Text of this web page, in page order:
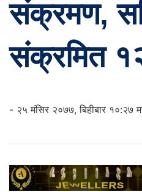
संक्रमण,
संक्रमित
- २५ मंसिर २०७७, बिहीबार १०:२७